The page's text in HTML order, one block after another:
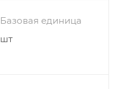
Базовая единица
шт